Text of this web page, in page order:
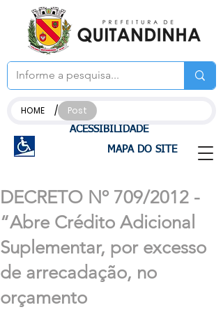
ACESSIBILIDADE
MAPA DO SITE
HOME / Post
DECRETO Nº 709/2012 -
“Abre Crédito Adicional
Suplementar, por excesso
de arrecadação, no
orçamento